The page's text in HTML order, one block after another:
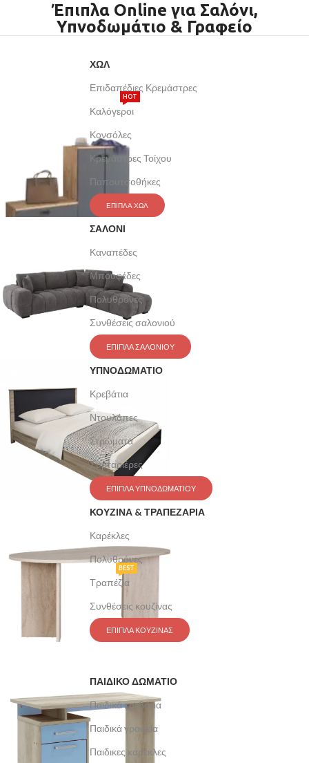
Έπιπλα Online για Σαλόνι,
Υπνοδωμάτιο & Γραφείο
ΧΩΛ
Επιδαπέδιες Κρεμάστρες
Καλόγεροι
HOT
Κονσόλες
Κρεμάστρες Τοίχου
Παπουτσοθήκες
ΕΠΙΠΛΑ ΧΩΛ
ΣΑΛΟΝΙ
Καναπέδες
Μπουφέδες
Πολυθρόνες
Συνθέσεις σαλονιού
ΕΠΙΠΛΑ ΣΑΛΟΝΙΟΥ
ΥΠΝΟΔΩΜΑΤΙΟ
Κρεβάτια
Ντουλάπες
Στρώματα
Συρταριέρες
ΕΠΙΠΛΑ ΥΠΝΟΔΩΜΑΤΙΟΥ
ΚΟΥΖΙΝΑ & ΤΡΑΠΕΖΑΡΙΑ
Καρέκλες
Πολυθρόνες
Τραπέζια
BEST
Συνθέσεις κουζίνας
ΕΠΙΠΛΑ ΚΟΥΖΙΝΑΣ
ΠΑΙΔΙΚΟ ΔΩΜΑΤΙΟ
Παιδικά κρεβάτια
Παιδικά γραφεία
Παιδικες καρέκλες